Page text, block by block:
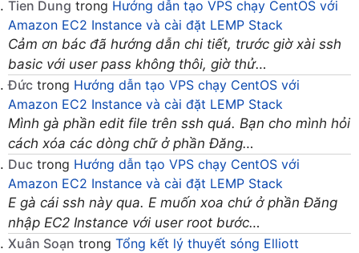
Tien Dung trong Hướng dẫn tạo VPS chạy CentOS với
Amazon EC2 Instance và cài đặt LEMP Stack
Cảm ơn bác đã hướng dẫn chi tiết, trước giờ xài ssh
basic với user pass không thôi, giờ thử…
Đức trong Hướng dẫn tạo VPS chạy CentOS với
Amazon EC2 Instance và cài đặt LEMP Stack
Mình gà phần edit file trên ssh quá. Bạn cho mình hỏi
cách xóa các dòng chữ ở phần Đăng…
Duc trong Hướng dẫn tạo VPS chạy CentOS với
Amazon EC2 Instance và cài đặt LEMP Stack
E gà cái ssh này qua. E muốn xoa chứ ở phần Đăng
nhập EC2 Instance với user root bước…
Xuân Soạn trong Tổng kết lý thuyết sóng Elliott